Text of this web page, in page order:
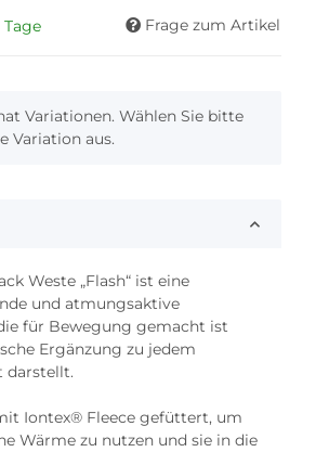
Tage Frage zum Artikel
Variationen. Wählen Sie bitte
Variation aus.
Weste „Flash“ ist eine
und atmungsaktive
für Bewegung gemacht ist
Ergänzung zu jedem
darstellt.
Iontex®️ Fleece gefüttert, um
Wärme zu nutzen und sie in die